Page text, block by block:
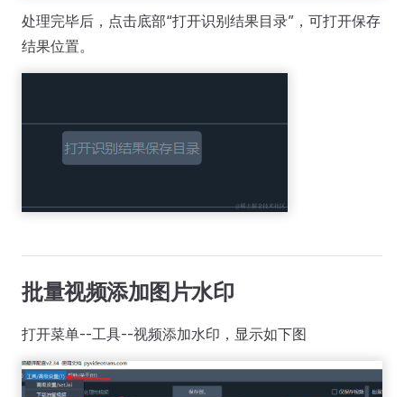
处理完毕后，点击底部“打开识别结果目录”，可打开保存
结果位置。
批量视频添加图片水印
打开菜单--工具--视频添加水印，显示如下图